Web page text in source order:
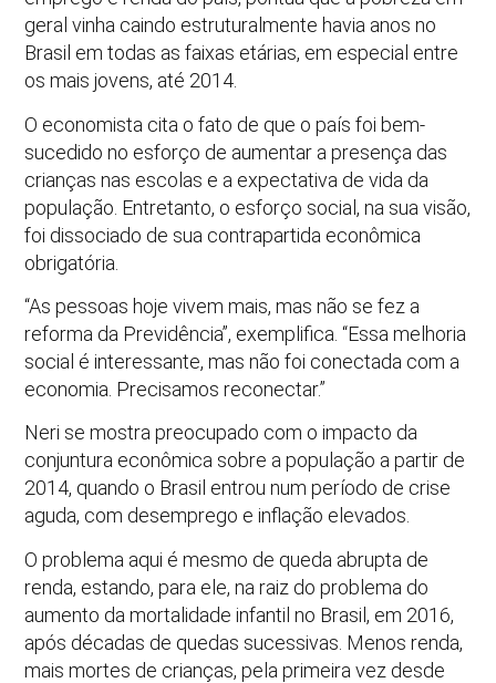
geral vinha caindo estruturalmente havia anos no
Brasil em todas as faixas etárias, em especial entre
os mais jovens, até 2014.
O economista cita o fato de que o país foi bem-
sucedido no esforço de aumentar a presença das
crianças nas escolas e a expectativa de vida da
população. Entretanto, o esforço social, na sua visão,
foi dissociado de sua contrapartida econômica
obrigatória.
“As pessoas hoje vivem mais, mas não se fez a
reforma da Previdência”, exemplifica. “Essa melhoria
social é interessante, mas não foi conectada com a
economia. Precisamos reconectar.”
Neri se mostra preocupado com o impacto da
conjuntura econômica sobre a população a partir de
2014, quando o Brasil entrou num período de crise
aguda, com desemprego e inflação elevados.
O problema aqui é mesmo de queda abrupta de
renda, estando, para ele, na raiz do problema do
aumento da mortalidade infantil no Brasil, em 2016,
após décadas de quedas sucessivas. Menos renda,
mais mortes de crianças, pela primeira vez desde